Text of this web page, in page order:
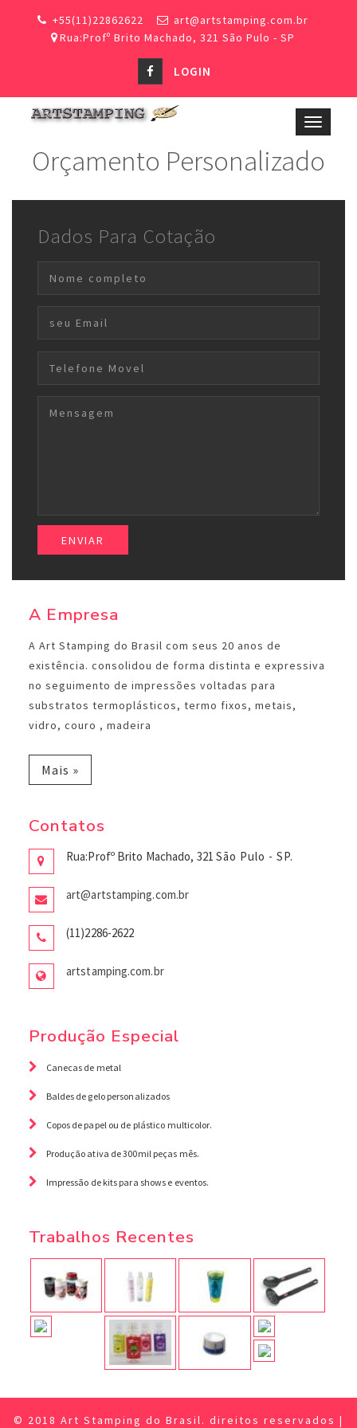
+55(11)22862622
art@artstamping.com.br
Rua:Profº Brito Machado, 321 São Pulo - SP
LOGIN
Toggle
Orçamento Personalizado
Dados Para Cotação
A Empresa
A Art Stamping do Brasil com seus 20 anos de
existência. consolidou de forma distinta e expressiva
no seguimento de impressões voltadas para
substratos termoplásticos, termo fixos, metais,
vidro, couro , madeira
Mais »
Contatos
Rua:Profº Brito Machado, 321 São Pulo - SP.
art@artstamping.com.br
(11)2286-2622
artstamping.com.br
Produção Especial
Canecas de metal
Baldes de gelo personalizados
Copos de papel ou de plástico multicolor.
Produção ativa de 300mil peças mês.
Impressão de kits para shows e eventos.
Trabalhos Recentes
© 2018 Art Stamping do Brasil. direitos reservados |